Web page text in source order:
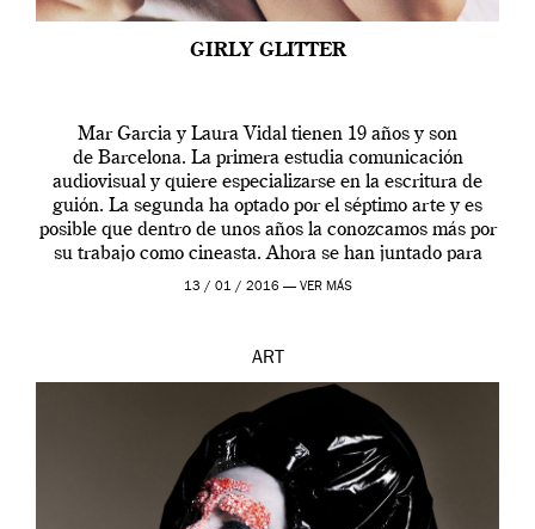
GIRLY GLITTER
Mar Garcia y Laura Vidal tienen 19 años y son
de Barcelona. La primera estudia comunicación
audiovisual y quiere especializarse en la escritura de
guión. La segunda ha optado por el séptimo arte y es
posible que dentro de unos años la conozcamos más por
su trabajo como cineasta. Ahora se han juntado para
contarnos una […]
13 / 01 / 2016 — VER MÁS
ART